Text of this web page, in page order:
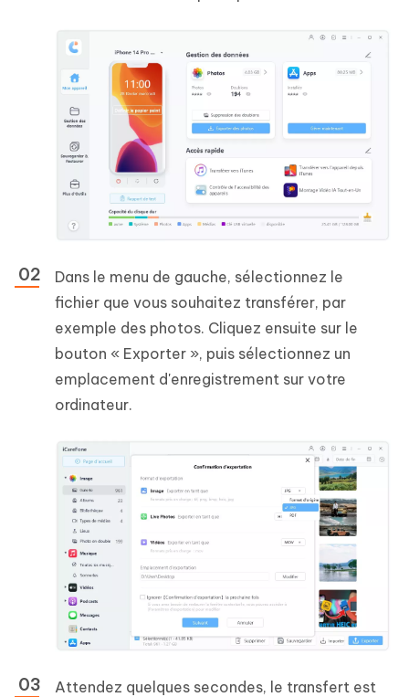
Dans le menu de gauche, sélectionnez le
fichier que vous souhaitez transférer, par
exemple des photos. Cliquez ensuite sur le
bouton « Exporter », puis sélectionnez un
emplacement d'enregistrement sur votre
ordinateur.
Attendez quelques secondes, le transfert est